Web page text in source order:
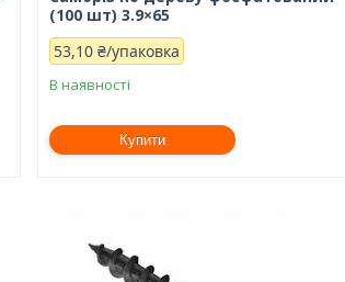
(100 шт) 3.9×65
53,10 ₴/упаковка
В наявності
Купити